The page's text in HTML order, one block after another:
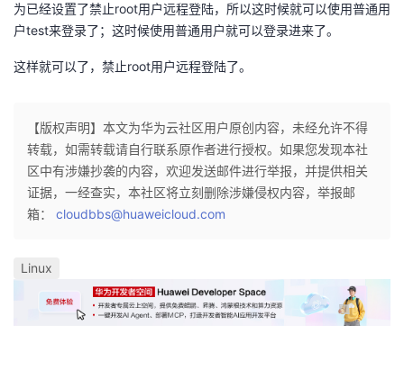
为已经设置了禁止root用户远程登陆，所以这时候就可以使用普通用
户test来登录了；这时候使用普通用户就可以登录进来了。
这样就可以了，禁止root用户远程登陆了。
【版权声明】本文为华为云社区用户原创内容，未经允许不得
转载，如需转载请自行联系原作者进行授权。如果您发现本社
区中有涉嫌抄袭的内容，欢迎发送邮件进行举报，并提供相关
证据，一经查实，本社区将立刻删除涉嫌侵权内容，举报邮
箱： cloudbbs@huaweicloud.com
Linux